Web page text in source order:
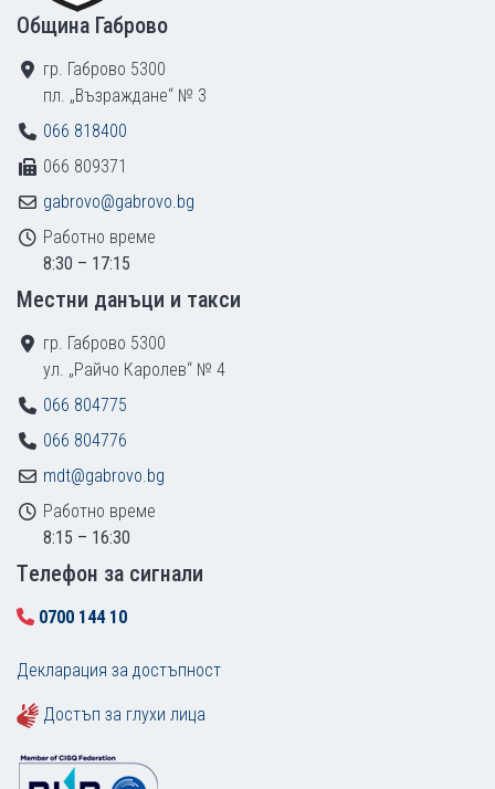
Община Габрово
гр. Габрово 5300
пл. „Възраждане“ № 3
066 818400
066 809371
gabrovo@gabrovo.bg
Работно време
8:30 – 17:15
Местни данъци и такси
гр. Габрово 5300
ул. „Райчо Каролев“ № 4
066 804775
066 804776
mdt@gabrovo.bg
Работно време
8:15 – 16:30
Tелефон за сигнали
0700 144 10
Декларация за достъпност
Достъп за глухи лица